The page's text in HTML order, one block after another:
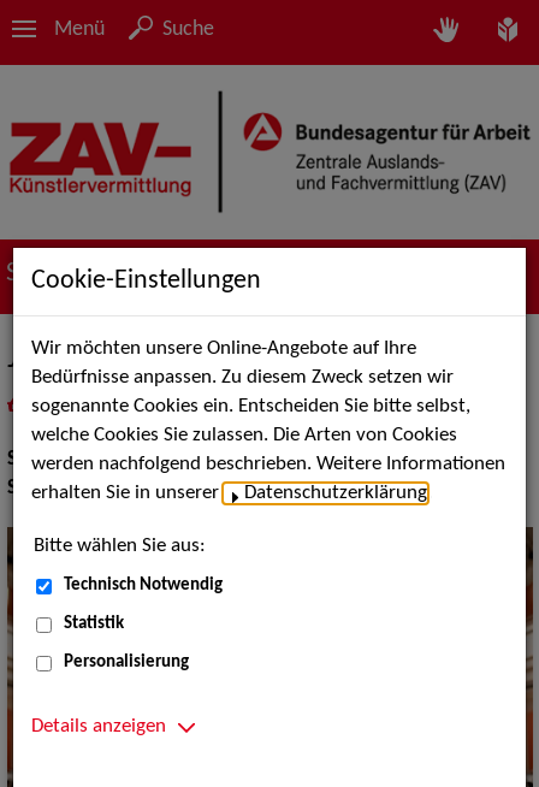
Menü Suche
Suche nach Künstler*innen
Jens & Hendrik
als PDF speichern
inMeine Merklistelegen
Show:Show Acts
Show Acts: Comedy
Cookie-Einstellungen
Wir möchten unsere Online-Angebote auf Ihre
Bedürfnisse anpassen. Zu diesem Zweck setzen wir
sogenannte Cookies ein. Entscheiden Sie bitte selbst,
welche Cookies Sie zulassen. Die Arten von Cookies
werden nachfolgend beschrieben. Weitere Informationen
erhalten Sie in unserer
Datenschutzerklärung
Bitte wählen Sie aus:
Technisch Notwendig
Statistik
Personalisierung
Details anzeigen